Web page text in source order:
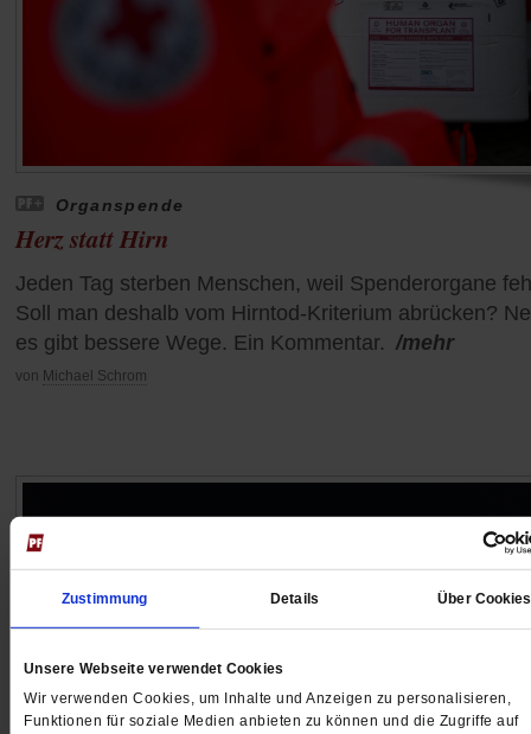
Zustimmung Details Über Cookies
Unsere Webseite verwendet Cookies
Wir verwenden Cookies, um Inhalte und Anzeigen zu personalisieren,
Funktionen für soziale Medien anbieten zu können und die Zugriffe auf
Organspende
Herz statt Hirn
Jeden Tag sterben Menschen, weil Spenderorgane
Soll man deshalb vom Hirntod-Kriterium abrücken?
es gibt bessere Wege. Ein Kommentar. /mehr
von Michael Schrom